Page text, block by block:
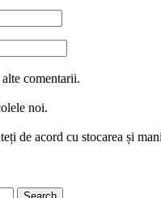
comentarii.
noi.
de acord cu stocarea și